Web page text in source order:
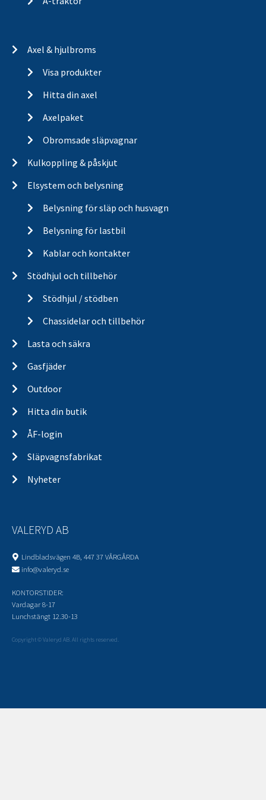
Axel & hjulbroms
Visa produkter
Hitta din axel
Axelpaket
Obromsade släpvagnar
Kulkoppling & påskjut
Elsystem och belysning
Belysning för släp och husvagn
Belysning för lastbil
Kablar och kontakter
Stödhjul och tillbehör
Stödhjul / stödben
Chassidelar och tillbehör
Lasta och säkra
Gasfjäder
Outdoor
Hitta din butik
ÅF-login
Släpvagnsfabrikat
Nyheter
VALERYD AB
Lindbladsvägen 4B, 447 37 VÅRGÅRDA
info@valeryd.se
KONTORSTIDER:
Vardagar 8-17
Lunchstängt 12.30-13
Copyright © Valeryd AB. All rights reserved.